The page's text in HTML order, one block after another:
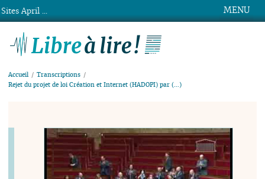
MENU
Accueil
Transcriptions
Rejet du projet de loi Création et Internet (HADOPI) par (…)
Sites April ...